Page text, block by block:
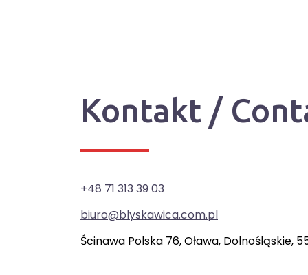
Kontakt /
+48 71 313 39 03
biuro@blyskawica.com.pl
Ścinawa Polska 76, Oława, Dolnośląskie,